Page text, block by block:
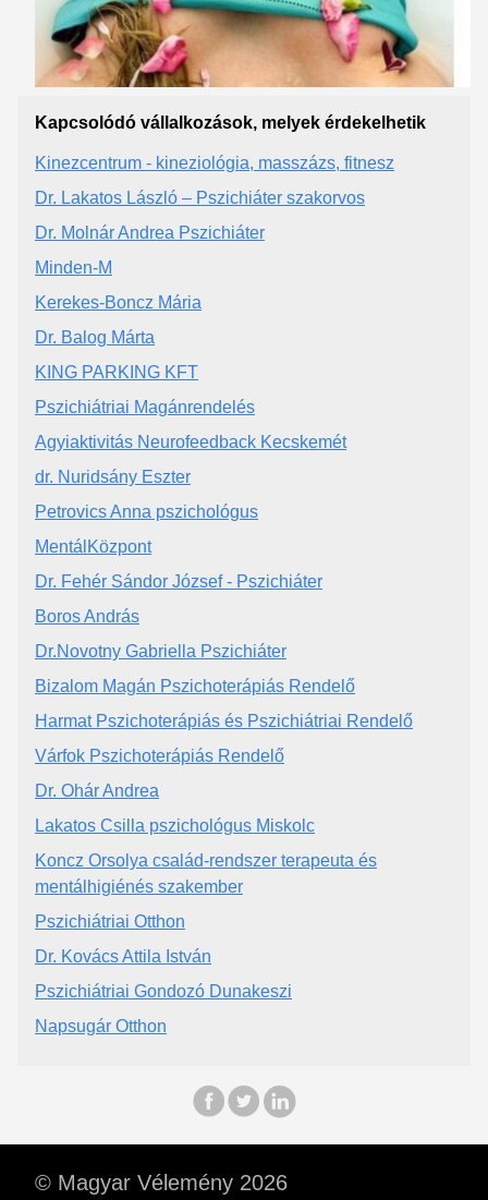
Kapcsolódó vállalkozások, melyek érdekelhetik
Kinezcentrum - kineziológia, masszázs, fitnesz
Dr. Lakatos László – Pszichiáter szakorvos
Dr. Molnár Andrea Pszichiáter
Minden-M
Kerekes-Boncz Mária
Dr. Balog Márta
KING PARKING KFT
Pszichiátriai Magánrendelés
Agyiaktivitás Neurofeedback Kecskemét
dr. Nuridsány Eszter
Petrovics Anna pszichológus
MentálKözpont
Dr. Fehér Sándor József - Pszichiáter
Boros András
Dr.Novotny Gabriella Pszichiáter
Bizalom Magán Pszichoterápiás Rendelő
Harmat Pszichoterápiás és Pszichiátriai Rendelő
Várfok Pszichoterápiás Rendelő
Dr. Ohár Andrea
Lakatos Csilla pszichológus Miskolc
Koncz Orsolya család-rendszer terapeuta és
mentálhigiénés szakember
Pszichiátriai Otthon
Dr. Kovács Attila István
Pszichiátriai Gondozó Dunakeszi
Napsugár Otthon
© Magyar Vélemény 2026